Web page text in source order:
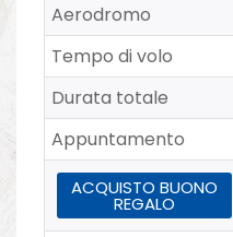
Aerodromo
Tempo di volo
Durata totale
Appuntamento
ACQUISTO BUONO
REGALO